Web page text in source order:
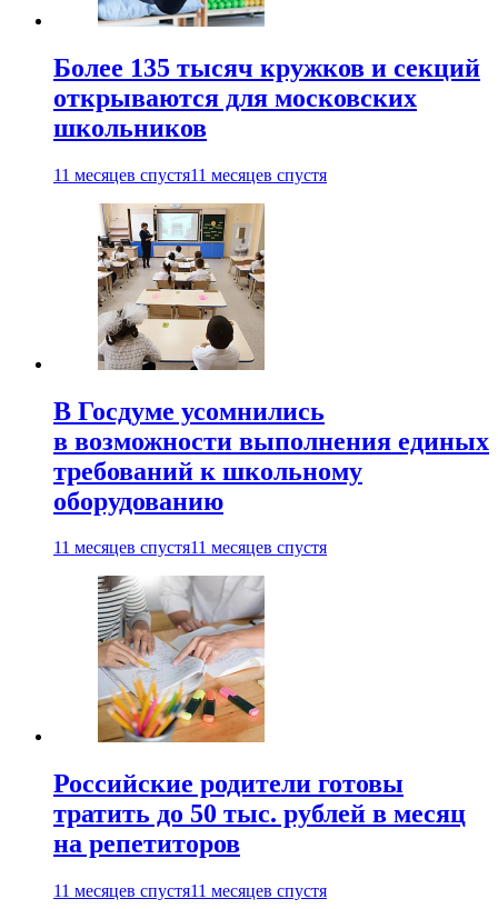
Более 135 тысяч кружков и секций
открываются для московских
школьников
11 месяцев спустя11 месяцев спустя
В Госдуме усомнились
в возможности выполнения единых
требований к школьному
оборудованию
11 месяцев спустя11 месяцев спустя
Российские родители готовы
тратить до 50 тыс. рублей в месяц
на репетиторов
11 месяцев спустя11 месяцев спустя